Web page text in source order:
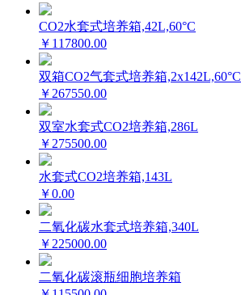
CO2水套式培养箱,42L,60°C
￥117800.00
双箱CO2气套式培养箱,2x142L,60°C
￥267550.00
双室水套式CO2培养箱,286L
￥275500.00
水套式CO2培养箱,143L
￥0.00
二氧化碳水套式培养箱,340L
￥225000.00
二氧化碳滚瓶细胞培养箱